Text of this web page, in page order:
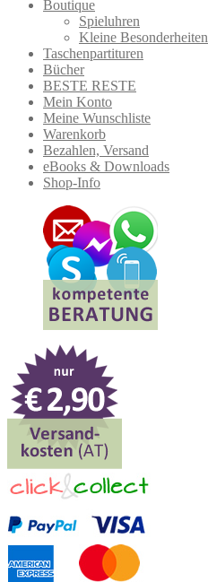
Boutique
Spieluhren
Kleine Besonderheiten
Taschenpartituren
Bücher
BESTE RESTE
Mein Konto
Meine Wunschliste
Warenkorb
Bezahlen, Versand
eBooks & Downloads
Shop-Info